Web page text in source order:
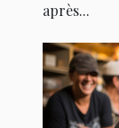
après...